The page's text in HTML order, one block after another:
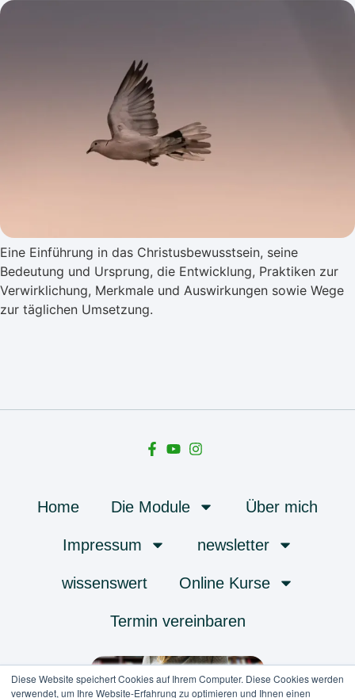
Diese Website speichert Cookies auf Ihrem Computer. Diese Cookies werden
verwendet, um Ihre Website-Erfahrung zu optimieren und Ihnen einen
Eine Einführung in das Christusbewusstsein, seine
Bedeutung und Ursprung, die Entwicklung, Praktiken zur
Verwirklichung, Merkmale und Auswirkungen sowie Wege
zur täglichen Umsetzung.
Home Die Module Über mich
Impressum newsletter
wissenswert Online Kurse
Termin vereinbaren